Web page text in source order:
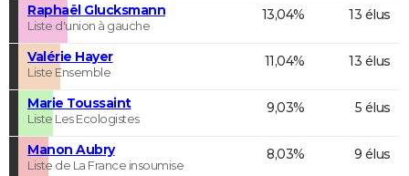
Raphaël Glucksmann
Liste d'union à gauche
13,04% 13 élus
Valérie Hayer
Liste Ensemble
11,04% 13 élus
Marie Toussaint
Liste Les Ecologistes
9,03% 5 élus
Manon Aubry
Liste de La France insoumise
8,03% 9 élus